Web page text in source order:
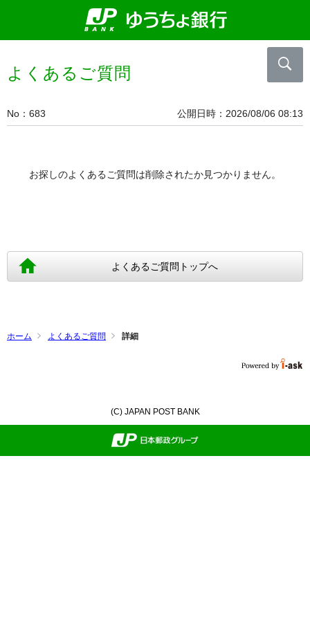
よくあるご質問
No 683 公開日時 2026/08/06 08:13
お探しのよくあるご質問は削除されたか見つかりません。
よくあるご質問トップへ
ホーム よくあるご質問 詳細
(C) JAPAN POST BANK